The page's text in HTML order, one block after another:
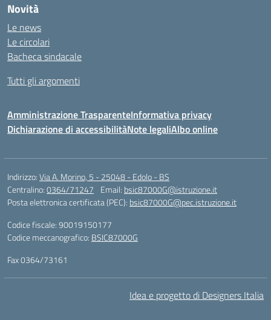
Novità
Le news
Le circolari
Bacheca sindacale
Tutti gli argomenti
Amministrazione TrasparenteInformativa privacy
Dichiarazione di accessibilitàNote legaliAlbo online
Indirizzo:Via A. Morino, 5 - 25048 - Edolo - BS
Centralino:0364/71247 Email: bsic87000G@istruzione.it
Posta elettronica certificata (PEC): bsic87000G@pec.istruzione.it
Codice fiscale: 90019150177
Codice meccanografico: BSIC87000G
Fax 0364/73161
Idea e progetto di Designers Italia